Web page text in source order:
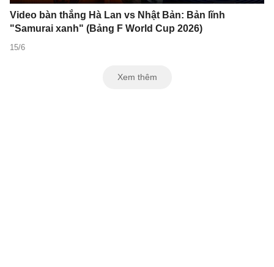
Video bàn thắng Hà Lan vs Nhật Bản: Bản lĩnh
"Samurai xanh" (Bảng F World Cup 2026)
15/6
Xem thêm